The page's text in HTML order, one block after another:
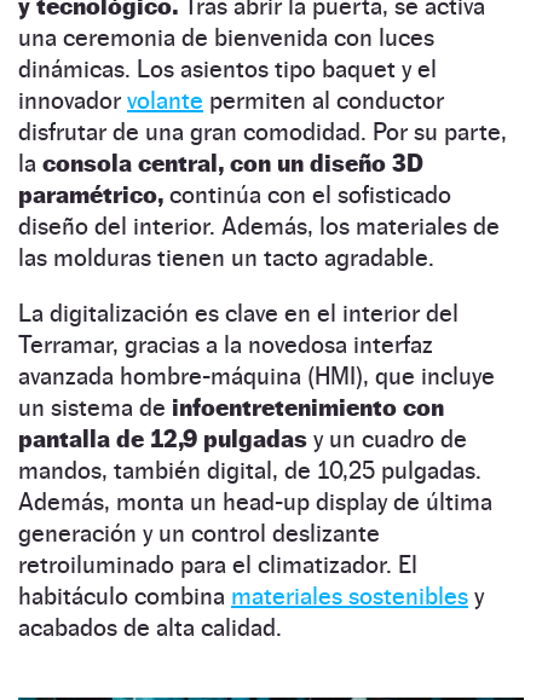
una ceremonia de bienvenida con luces
dinámicas. Los asientos tipo baquet y el
innovador volante permiten al conductor
disfrutar de una gran comodidad. Por su parte,
la consola central, con un diseño 3D
paramétrico, continúa con el sofisticado
diseño del interior. Además, los materiales de
las molduras tienen un tacto agradable.
La digitalización es clave en el interior del
Terramar, gracias a la novedosa interfaz
avanzada hombre-máquina (HMI), que incluye
un sistema de infoentretenimiento con
pantalla de 12,9 pulgadas y un cuadro de
mandos, también digital, de 10,25 pulgadas.
Además, monta un head-up display de última
generación y un control deslizante
retroiluminado para el climatizador. El
habitáculo combina materiales sostenibles y
acabados de alta calidad.